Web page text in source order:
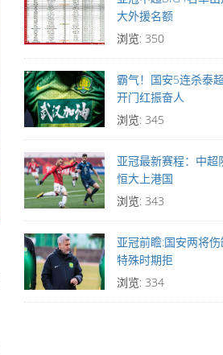
大外援名额
浏览: 350
霸气！国安5连杀泰
开门红振奋人
浏览: 345
亚冠最新赛程：中超
恒大上港国
浏览: 343
亚冠前瞻:国安两将
特殊时期拒
浏览: 334